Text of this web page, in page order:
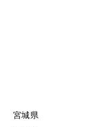
宮城県